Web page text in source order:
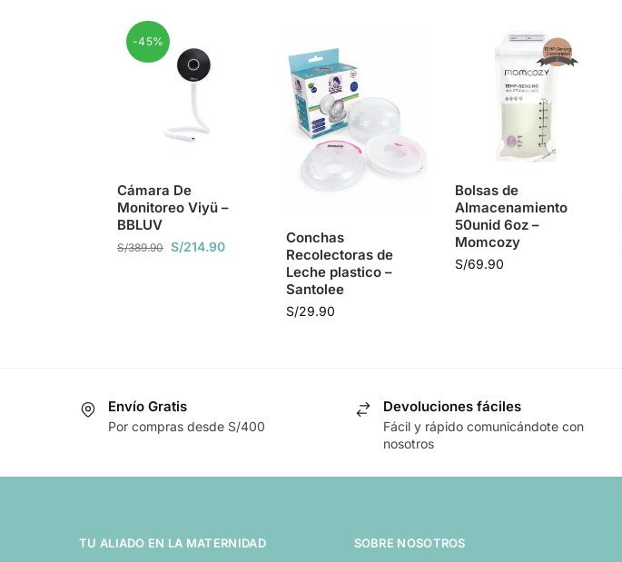
-45%
Cámara De
Monitoreo Viyü –
BBLUV
S/389.90 S/214.90
Conchas
Recolectoras de
Leche plastico –
Santolee
S/29.90
Bolsas de
Almacenamiento
50unid 6oz –
Momcozy
S/69.90
Envío Gratis
Por compras desde S/400
Devoluciones fáciles
Fácil y rápido comunicándote con
nosotros
TU ALIADO EN LA MATERNIDAD SOBRE NOSOTROS